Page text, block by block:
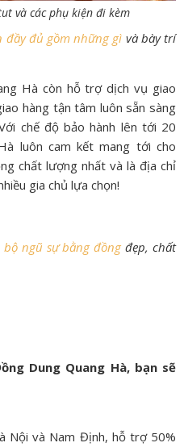
và các phụ kiện đi kèm
đầy đủ gồm những gì và bày trí
Hà còn hỗ trợ dịch vụ giao
hàng tận tâm luôn sẵn sàng
chế độ bảo hành lên tới 20
luôn cam kết mang tới cho
chất lượng nhất và là địa chỉ
gia chủ lựa chọn!
bộ ngũ sự bằng đồngđẹp, chất
Dung Quang Hà, bạn sẽ
Nội và Nam Định, hỗ trợ 50%